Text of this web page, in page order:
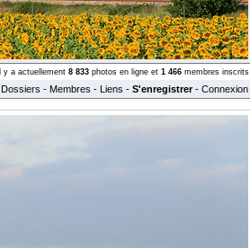
Il y a actuellement 8 833 photos en ligne et 1 466 membres inscrits
Dossiers - Membres - Liens - S'enregistrer- Connexion